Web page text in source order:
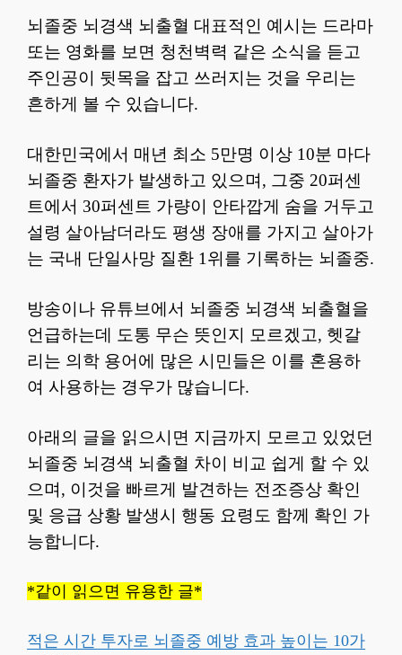
뇌졸중 뇌경색 뇌출혈 대표적인 예시는 드라마
또는 영화를 보면 청천벽력 같은 소식을 듣고
주인공이 뒷목을 잡고 쓰러지는 것을 우리는
흔하게 볼 수 있습니다.
대한민국에서 매년 최소 5만명 이상 10분 마다
뇌졸중 환자가 발생하고 있으며, 그중 20퍼센
트에서 30퍼센트 가량이 안타깝게 숨을 거두고
설령 살아남더라도 평생 장애를 가지고 살아가
는 국내 단일사망 질환 1위를 기록하는 뇌졸중.
방송이나 유튜브에서 뇌졸중 뇌경색 뇌출혈을
언급하는데 도통 무슨 뜻인지 모르겠고, 헷갈
리는 의학 용어에 많은 시민들은 이를 혼용하
여 사용하는 경우가 많습니다.
아래의 글을 읽으시면 지금까지 모르고 있었던
뇌졸중 뇌경색 뇌출혈 차이 비교 쉽게 할 수 있
으며, 이것을 빠르게 발견하는 전조증상 확인
및 응급 상황 발생시 행동 요령도 함께 확인 가
능합니다.
*같이 읽으면 유용한 글*
적은 시간 투자로 뇌졸중 예방 효과 높이는 10가